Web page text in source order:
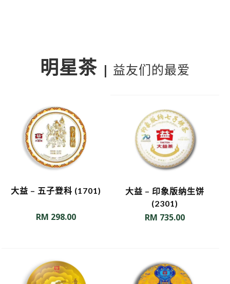
明星茶 | 益友们的最爱
大益 – 五子登科 (1701)
RM 298.00
大益 – 印象版纳生饼
(2301)
RM 735.00